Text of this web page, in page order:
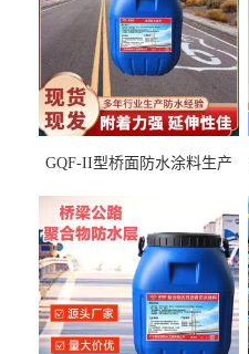
GQF-II型桥面防水涂料生产